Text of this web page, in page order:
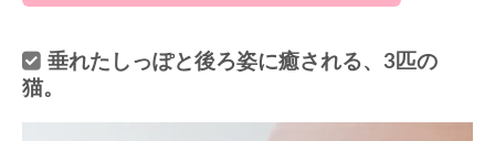
垂れたしっぽと後ろ姿に癒される、3匹の
猫。